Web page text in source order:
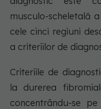
musculo-scheletală
cele cinci regiuni
a criteriilor de
Criteriile de
la durerea
concentrându-se